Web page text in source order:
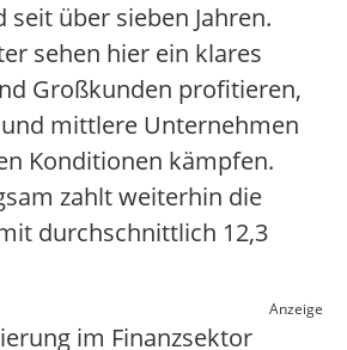
seit über sieben Jahren.
sehen hier ein klares
Großkunden profitieren,
mittlere Unternehmen
Konditionen kämpfen.
zahlt weiterhin die
durchschnittlich 12,3
Anzeige
im Finanzsektor